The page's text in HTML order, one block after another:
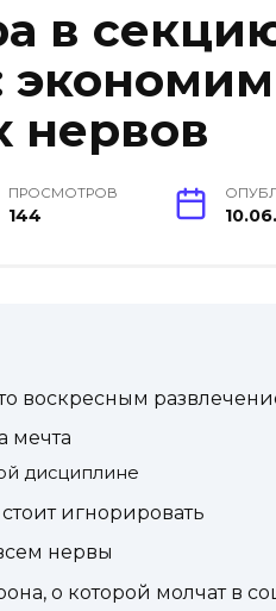
в
экономим
нервов
ПРОСМОТРОВ
144
воскресным
мечта
дисциплине
игнорировать
нервы
о которой молчат в